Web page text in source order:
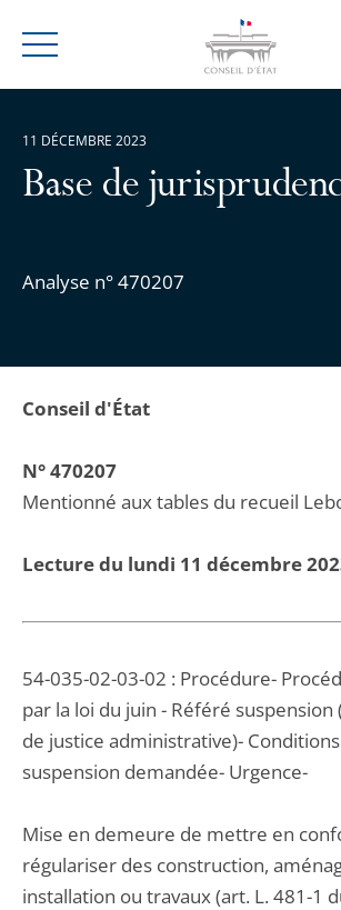
Menu
Base de
Analyse n° 470207
11 DÉCEMBRE 2023
Conseil d'État
N° 470207
Mentionné aux tables du recueil
Lecture du lundi 11 décembre
54-035-02-03-02 : Procédure-
par la loi du juin - Référé suspension
de justice administrative)-
suspension demandée- Urgence-
Mise en demeure de mettre en
régulariser des construction,
installation ou travaux (art. L. 481-1